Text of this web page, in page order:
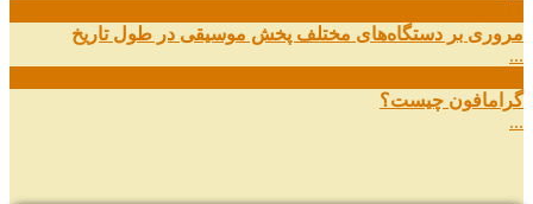
مروری بر دستگاه‌های مختلف پخش موسیقی در طول تاریخ
...
گرامافون چیست؟
...